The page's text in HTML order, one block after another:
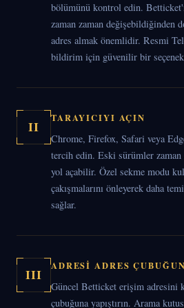
bölümünü kontrol edin.
zaman zaman değişebildiğinden
adres almak önemlidir. Resmi
bildirim için güvenilir bir
II
TARAYICIYI AÇIN
Chrome, Firefox, Safari veya
tercih edin. Eski sürümler zaman
yol açabilir. Özel sekme modu
çakışmalarını önleyerek daha
sağlar.
III
ADRESI ADRES
Güncel Betticket erişim adresini
çubuğuna yapıştırın. Arama